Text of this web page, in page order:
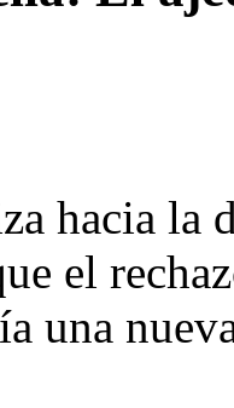
hacia
el
una